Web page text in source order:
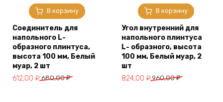
В корзину
Соединитель для
напольного L-
образного плинтуса,
высота 100 мм, Белый
муар, 2 шт
680,00₽
Первоначальная
612,00 ₽
Текущая
В корзину
Угол внутренний для
напольного плинтуса
L- образного, высота
100 мм, Белый муар, 2
шт
960,00₽
Первоначальная
824,00 ₽
Текущая